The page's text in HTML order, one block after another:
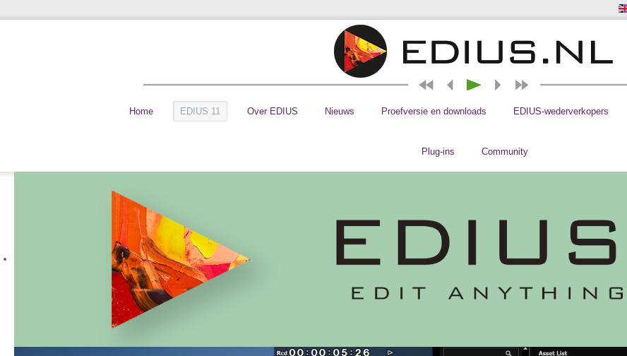
Home EDIUS 11 Over EDIUS Nieuws Proefversie en downloads EDIUS-wederverkopers
Plug-ins Community